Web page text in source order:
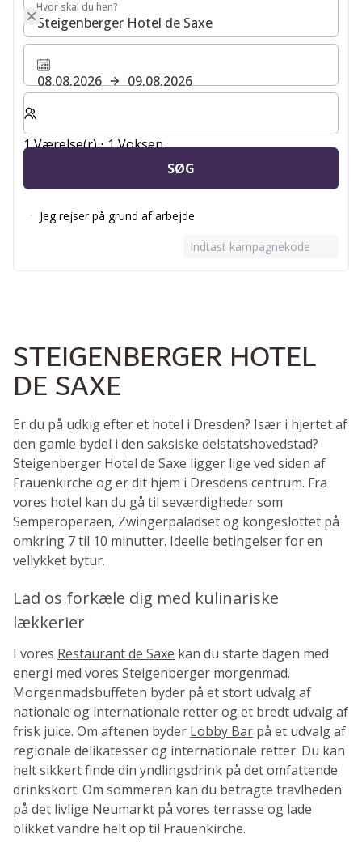
Hvor skal du hen?
Hvor skal du hen?
08.08.2026
09.08.2026
Vælg antal værelser og gæster til dit ophold
1 Værelse(r) ⋅ 1 Voksen
SØG
Jeg rejser på grund af arbejde
Indtast kampagnekode
STEIGENBERGER HOTEL
DE SAXE
Er du på udkig efter et hotel i Dresden? Især i hjertet af
den gamle bydel i den saksiske delstatshovedstad?
Steigenberger Hotel de Saxe ligger lige ved siden af
Frauenkirche og er dit hjem i Dresdens centrum. Fra
vores hotel kan du gå til seværdigheder som
Semperoperaen, Zwingerpaladset og kongeslottet på
omkring 7 til 10 minutter. Ideelle betingelser for en
vellykket bytur.
Lad os forkæle dig med kulinariske
lækkerier
I vores Restaurant de Saxe kan du starte dagen med
energi med vores Steigenberger morgenmad.
Morgenmadsbuffeten byder på et stort udvalg af
nationale og internationale retter og et bredt udvalg af
frisk juice. Om aftenen byder Lobby Bar på et udvalg af
regionale delikatesser og internationale retter. Du kan
helt sikkert finde din yndlingsdrink på det omfattende
drinkskort. Om sommeren kan du betragte travlheden
på det livlige Neumarkt på vores terrasse og lade
blikket vandre helt op til Frauenkirche.